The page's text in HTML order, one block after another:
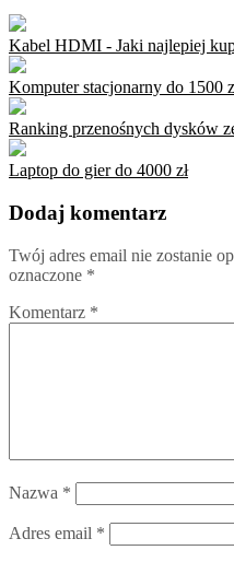
Kabel HDMI - Jaki najlepiej
Komputer stacjonarny do 1500
Ranking przenośnych dysków
Laptop do gier do 4000 zł
Dodaj komentarz
Twój adres email nie zostanie
oznaczone *
Komentarz *
Nazwa *
Adres email *